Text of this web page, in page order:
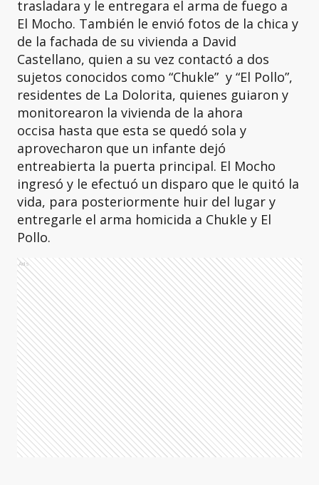
trasladara y le entregara el arma de fuego a
El Mocho. También le envió fotos de la chica y
de la fachada de su vivienda a David
Castellano, quien a su vez contactó a dos
sujetos conocidos como “Chukle” y “El Pollo”,
residentes de La Dolorita, quienes guiaron y
monitorearon la vivienda de la ahora
occisa hasta que esta se quedó sola y
aprovecharon que un infante dejó
entreabierta la puerta principal. El Mocho
ingresó y le efectuó un disparo que le quitó la
vida, para posteriormente huir del lugar y
entregarle el arma homicida a Chukle y El
Pollo.
Ads